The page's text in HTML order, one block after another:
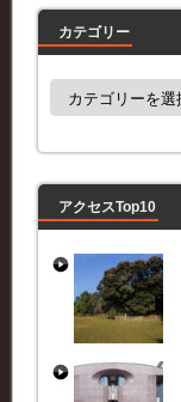
カテゴリー
カ
ー
アクセスTop10